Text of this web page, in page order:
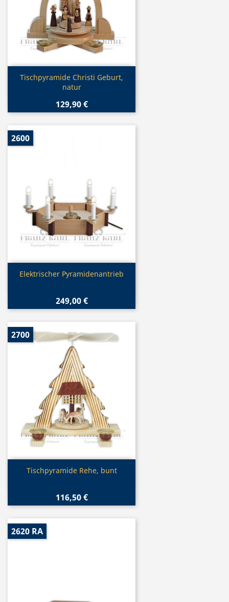
Vorschau
Tischpyramide Christi Geburt,
natur
129,90 €
Vorschau
Elektrischer Pyramidenantrieb
249,00 €
2600
Vorschau
Tischpyramide Rehe, bunt
116,50 €
2700
2620 RA